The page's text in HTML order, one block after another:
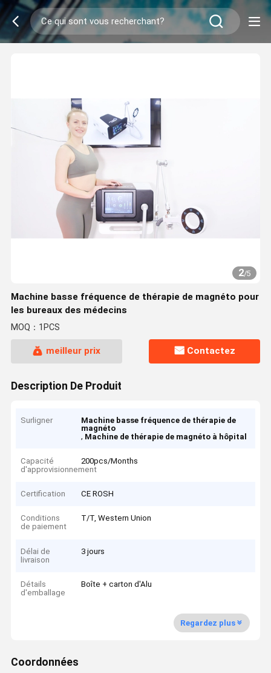
2/5
Machine basse fréquence de thérapie de magnéto pour
les bureaux des médecins
MOQ：1PCS
meilleur prix Contactez
Description De Produit
Surligner
Machine basse fréquence de thérapie de
magnéto
, Machine de thérapie de magnéto à hôpital
Capacité
d'approvisionnement
200pcs/Months
Certification CE ROSH
Conditions
de paiement
T/T, Western Union
Délai de
livraison
3 jours
Détails
d'emballage
Boîte + carton d'Alu
Regardez plus
Coordonnées